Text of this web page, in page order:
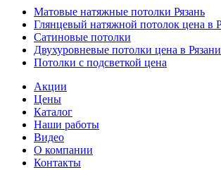
Матовые натяжные потолки Рязань
Глянцевый натяжной потолок цена в
Сатиновые потолки
Двухуровневые потолки цена в Рязани
Потолки с подсветкой цена
Акции
Цены
Каталог
Наши работы
Видео
О компании
Контакты